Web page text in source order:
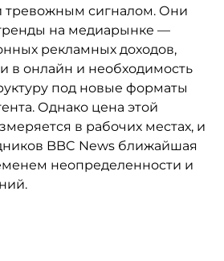
тревожным сигналом. Они
на медиарынке —
рекламных доходов,
в онлайн и необходимость
под новые форматы
Однако цена этой
в рабочих местах, и
BBC News ближайшая
неопределенности и